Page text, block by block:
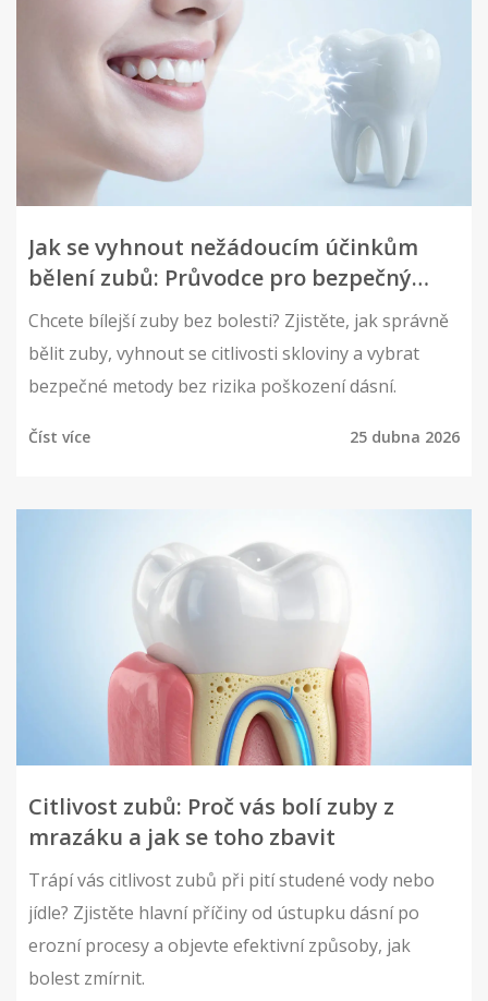
Jak se vyhnout nežádoucím účinkům
bělení zubů: Průvodce pro bezpečný
úsměv
Chcete bílejší zuby bez bolesti? Zjistěte, jak správně
bělit zuby, vyhnout se citlivosti skloviny a vybrat
bezpečné metody bez rizika poškození dásní.
Číst více 25 dubna 2026
Citlivost zubů: Proč vás bolí zuby z
mrazáku a jak se toho zbavit
Trápí vás citlivost zubů při pití studené vody nebo
jídle? Zjistěte hlavní příčiny od ústupku dásní po
erozní procesy a objevte efektivní způsoby, jak
bolest zmírnit.